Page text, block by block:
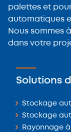
palettes et
automatiques
Nous sommes
dans votre
Solutions
Stockage
Stockage
Rayonnage